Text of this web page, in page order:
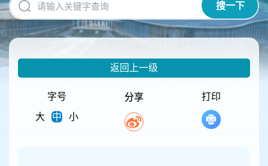
明
跳
转
到
网
搜一下
返回上一级
字号
大
中 小
分享 打印